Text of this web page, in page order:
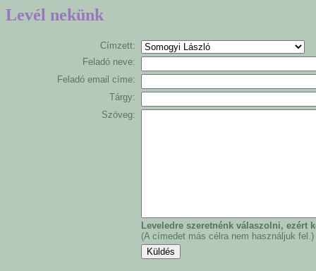
Levél nekünk
Címzett:
Feladó neve:
Feladó email címe:
Tárgy:
Szöveg:
Leveledre szeretnénk válaszolni, ezért
(A címedet más célra nem használjuk fel.)